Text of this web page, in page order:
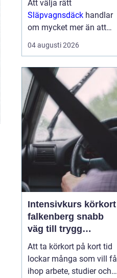
Att välja rätt
Släpvagnsdäck handlar
om mycket mer än att
bara hitta rätt
dimension. Däckens
påverkar både
bromssträcka, stabilitet,
köregenskaper och i
förlängningen säkerhe...
04 augusti 2026
Intensivkurs körkort
falkenberg snabb
väg till trygg
körning
Att ta körkort på kort tid
lockar många som vill få
ihop arbete, studier och